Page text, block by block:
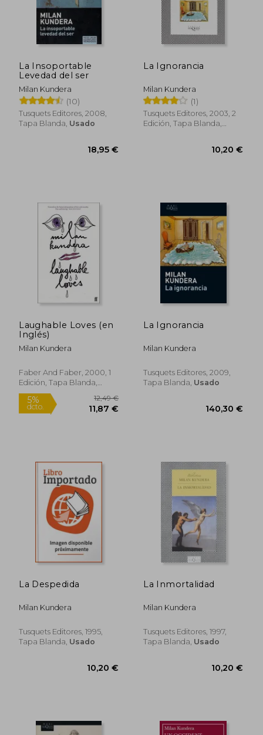
9,48 €
dcto.
La Insoportable
Levedad del ser
Milan Kundera
(10)
Tusquets Editores, 2008,
Tapa Blanda, Usado
La Ignorancia
Milan Kundera
(1)
Tusquets Editores, 2003, 2
Edición, Tapa Blanda,
Laughable Loves (en
Inglés)
Milan Kundera
Faber And Faber, 2000, 1
Edición, Tapa Blanda,
Nuevo
La Ignorancia
Milan Kundera
Tusquets Editores, 2009,
Tapa Blanda, Usado
La Despedida
Milan Kundera
Tusquets Editores, 1995,
Tapa Blanda, Usado
La Inmortalidad
Milan Kundera
Tusquets Editores, 1997,
Tapa Blanda, Usado